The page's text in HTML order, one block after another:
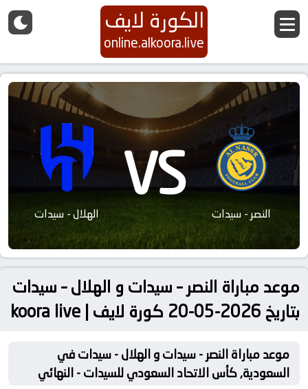
الكورة لايف
online.alkoora.live
النصر - سيدات VS الهلال - سيدات
موعد مباراة النصر – سيدات و الهلال – سيدات
بتاريخ 2026-05-20 كورة لايف | koora live
موعد مباراة النصر - سيدات و الهلال - سيدات في
السعودية, كأس الاتحاد السعودي للسيدات - النهائي